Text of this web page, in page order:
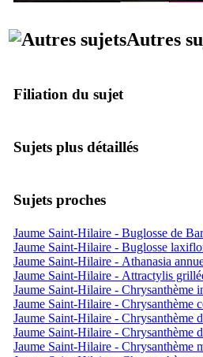
Autres
Filiation du sujet
Sujets plus détaillés
Sujets proches
Jaume Saint-Hilaire - Buglosse de
Jaume Saint-Hilaire - Buglosse
Jaume Saint-Hilaire - Athanasia
Jaume Saint-Hilaire - Attractylis
Jaume Saint-Hilaire - Chrysanthème
Jaume Saint-Hilaire - Chrysanthème
Jaume Saint-Hilaire - Chrysanthème
Jaume Saint-Hilaire - Chrysanthème
Jaume Saint-Hilaire - Chrysanthème